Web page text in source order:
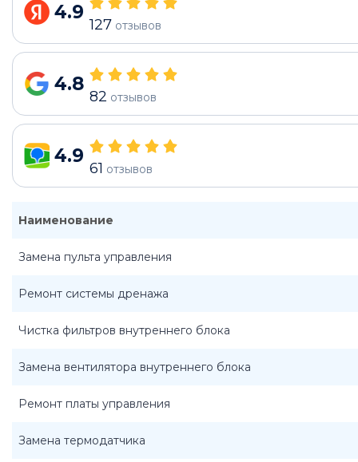
4.9
127 отзывов
4.8
82 отзывов
4.9
61 отзывов
Наименование
Замена пульта управления
Ремонт системы дренажа
Чистка фильтров внутреннего блока
Замена вентилятора внутреннего блока
Ремонт платы управления
Замена термодатчика